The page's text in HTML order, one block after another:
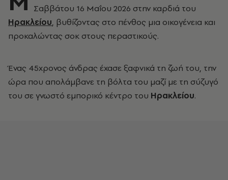
Σαββάτου 16 Μαΐου 2026 στην καρδιά του
Ηρακλείου, βυθίζοντας στο πένθος μια οικογένεια και
προκαλώντας σοκ στους περαστικούς.
Ένας 45χρονος άνδρας έχασε ξαφνικά τη ζωή του, την
ώρα που απολάμβανε τη βόλτα του μαζί με τη σύζυγό
του σε γνωστό εμπορικό κέντρο του Ηρακλείου.